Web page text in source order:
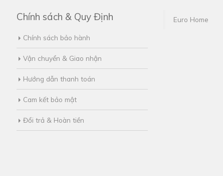
Chính sách & Quy Định
Chính sách bảo hành
Vận chuyển & Giao nhận
Hướng dẫn thanh toán
Cam kết bảo mật
Đổi trả & Hoàn tiền
Euro Home